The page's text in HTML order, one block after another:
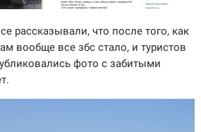
рассказывали, что после того, как
вообще все збс стало, и туристов
фото с забитыми